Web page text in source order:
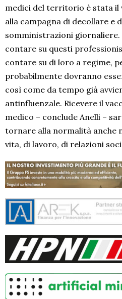
medici del territorio è stata il
alla campagna di decollare e
somministrazioni giornaliere.
contare su questi
contare su di loro a regime,
probabilmente dovranno
così come da tempo già
antinfluenzale. Ricevere il
medico – conclude Anelli –
tornare alla normalità anche
vita, di lavoro, di relazioni